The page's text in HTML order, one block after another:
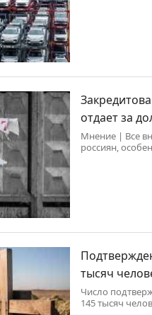
отдает за
Мнение | Все
россиян,
тысяч
Число
145 тысяч